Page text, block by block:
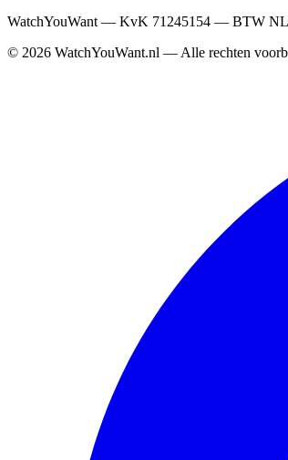
WatchYouWant — KvK 71245154 — BTW
© 2026 WatchYouWant.nl — Alle rechten